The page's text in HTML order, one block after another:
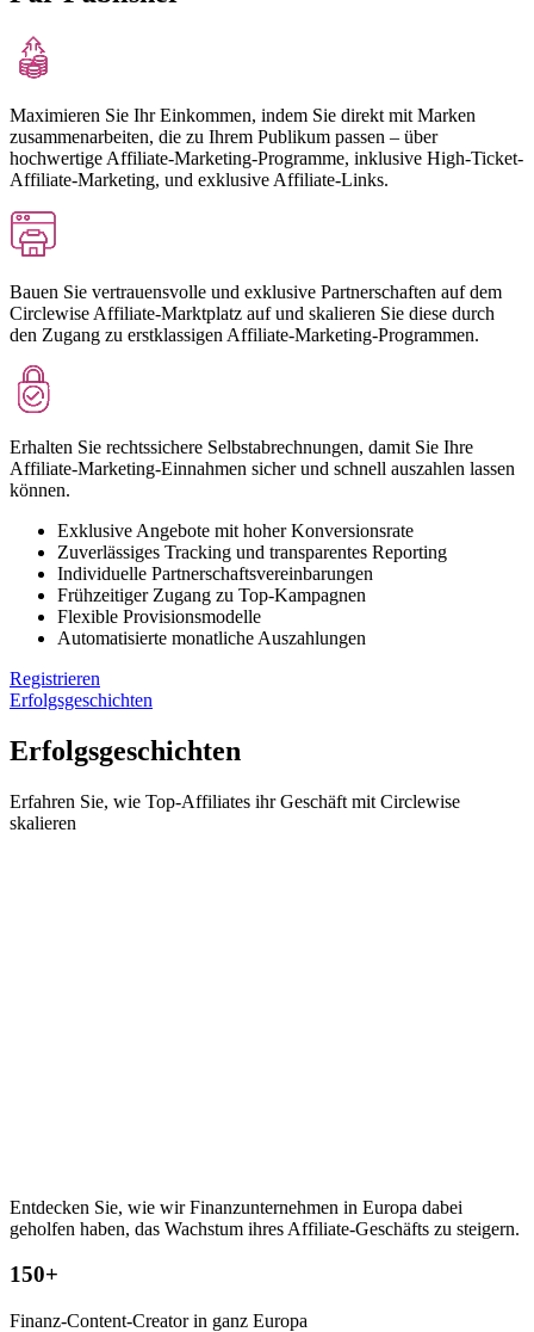
Maximieren Sie Ihr Einkommen, indem Sie direkt mit Marken
zusammenarbeiten, die zu Ihrem Publikum passen – über
hochwertige Affiliate-Marketing-Programme, inklusive High-Ticket-
Affiliate-Marketing, und exklusive Affiliate-Links.
Bauen Sie vertrauensvolle und exklusive Partnerschaften auf dem
Circlewise Affiliate-Marktplatz auf und skalieren Sie diese durch
den Zugang zu erstklassigen Affiliate-Marketing-Programmen.
Erhalten Sie rechtssichere Selbstabrechnungen, damit Sie Ihre
Affiliate-Marketing-Einnahmen sicher und schnell auszahlen lassen
können.
Exklusive Angebote mit hoher Konversionsrate
Zuverlässiges Tracking und transparentes Reporting
Individuelle Partnerschaftsvereinbarungen
Frühzeitiger Zugang zu Top-Kampagnen
Flexible Provisionsmodelle
Automatisierte monatliche Auszahlungen
Registrieren
Erfolgsgeschichten
Erfolgsgeschichten
Erfahren Sie, wie Top-Affiliates ihr Geschäft mit Circlewise
skalieren
Entdecken Sie, wie wir Finanzunternehmen in Europa dabei
geholfen haben, das Wachstum ihres Affiliate-Geschäfts zu steigern.
150+
Finanz-Content-Creator in ganz Europa